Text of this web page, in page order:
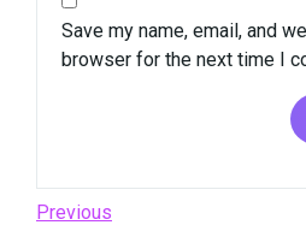
Save my name, email, and
browser for the next time I
Post
Previous
Previous